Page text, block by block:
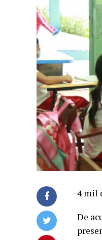
4 mil
De